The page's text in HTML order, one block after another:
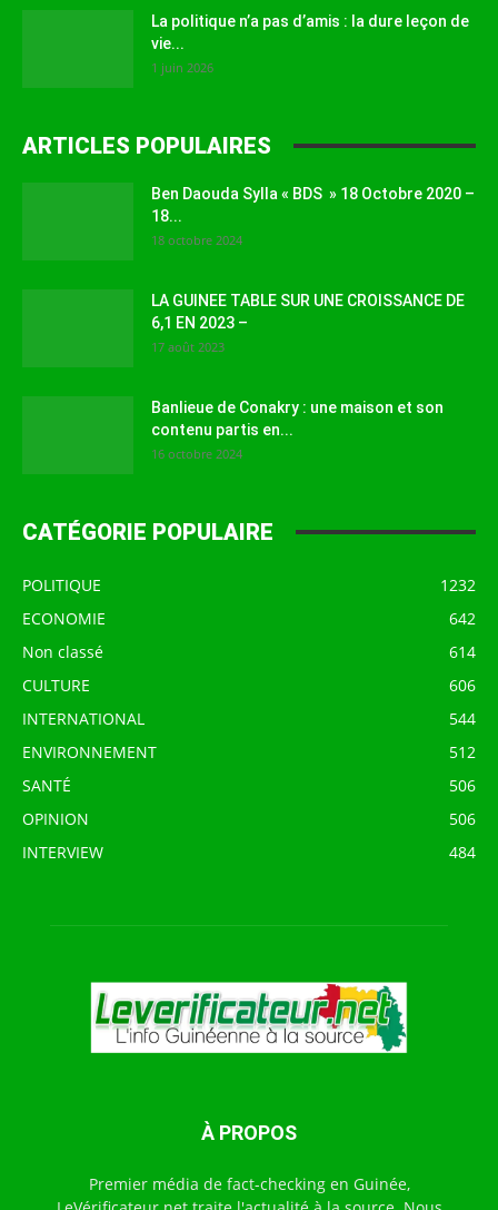
La politique n’a pas d’amis : la dure leçon de
vie...
1 juin 2026
ARTICLES POPULAIRES
Ben Daouda Sylla « BDS » 18 Octobre 2020 –
18...
18 octobre 2024
LA GUINEE TABLE SUR UNE CROISSANCE DE
6,1 EN 2023 –
17 août 2023
Banlieue de Conakry : une maison et son
contenu partis en...
16 octobre 2024
CATÉGORIE POPULAIRE
POLITIQUE
1232
ECONOMIE
642
Non classé
614
CULTURE
606
INTERNATIONAL
544
ENVIRONNEMENT
512
SANTÉ
506
OPINION
506
INTERVIEW
484
À PROPOS
Premier média de fact-checking en Guinée,